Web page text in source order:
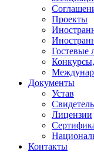
Проекты
Гостевые
Документы
Устав
Лицензии
Контакты